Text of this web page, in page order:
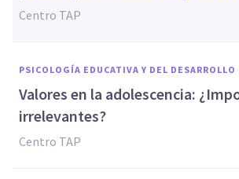
Centro TAP
PSICOLOGÍA EDUCATIVA Y DEL DESARROLLO
Valores en la adolescencia:
irrelevantes?
Centro TAP